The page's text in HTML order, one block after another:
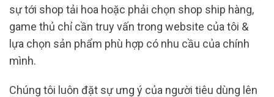
sự tới shop tải hoa hoặc phải chọn shop ship hàng,
game thủ chỉ cần truy vấn trong website của tôi &
lựa chọn sản phẩm phù hợp có nhu cầu của chính
mình.
Chúng tôi luôn đặt sự ưng ý của người tiêu dùng lên